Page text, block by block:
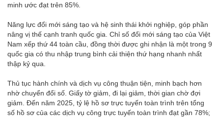
minh ước đạt trên 85%.
Năng lực đổi mới sáng tạo và hệ sinh thái khởi nghiệp, góp phần
nâng vị thế cạnh tranh quốc gia. Chỉ số đổi mới sáng tạo của Việt
Nam xếp thứ 44 toàn cầu, đồng thời được ghi nhận là một trong 9
quốc gia có thu nhập trung bình cải thiện thứ hạng nhanh nhất
thập kỷ qua.
Thủ tục hành chính và dịch vụ công thuận tiện, minh bạch hơn
nhờ chuyển đổi số. Giấy tờ giảm, đi lại giảm, thời gian chờ đợi
giảm. Đến năm 2025, tỷ lệ hồ sơ trực tuyến toàn trình trên tổng
số hồ sơ của các dịch vụ công trực tuyến toàn trình đạt gần 78%;